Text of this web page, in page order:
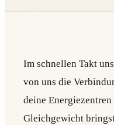
Im schnellen Takt
von uns die
deine
Gleichgewicht